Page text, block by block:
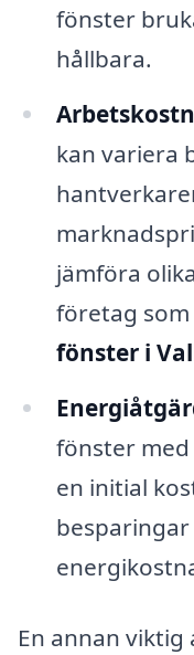
fönster
hållbara.
kan variera
jämföra
företag
fönster i
fönster
en initial
En annan